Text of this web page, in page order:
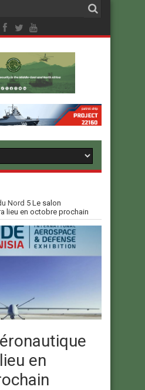
Nord 5 Le salon
lieu en octobre prochain
en